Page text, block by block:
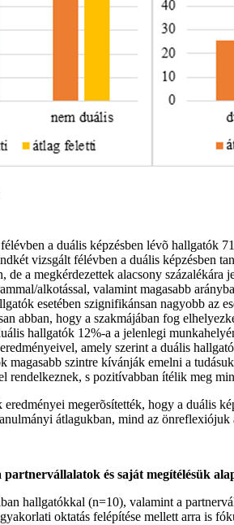
a duális képzésben lévõ hallgatók
vizsgált félévben a duális képzésben
de a megkérdezettek alacsony
alkotással, valamint magasabb
esetében szignifikánsan nagyobb az
abban, hogy a szakmájában fog
hallgatók 12%-a a jelenlegi
amely szerint a duális
magasabb szintre kívánják emelni a
rendelkeznek, s pozitívabban ítélik meg
megerõsítették, hogy a duális
átlagukban, mind az önreflexiójuk
partnervállalatok és saját megítélésük
hallgatókkal (n=10), valamint a
oktatás felépítése mellett arra is